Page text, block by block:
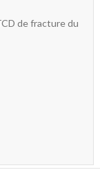
de fracture du